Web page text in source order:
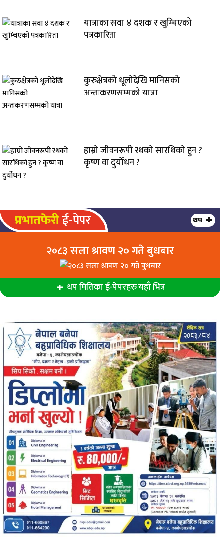
यात्राका सवा ४ दशक र खुम्चिएको
पत्रकारिता
कुरुक्षेत्रको धूलोदेखि मानिसको
अन्तःकरणसम्मको यात्रा
हाम्रो जीवनरूपी रथको सारथिको हुन ?
कृष्ण वा दुर्योधन ?
प्रभातफेरीई-पेपर थप
२०८३ सला श्रावण २० गते बुधबार
थप मितिका ई-पेपरहरु यहाँ भित्र